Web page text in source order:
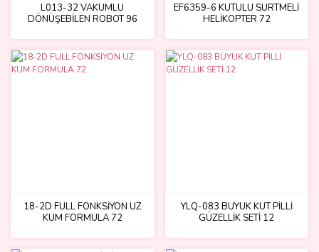
L013-32 VAKUMLU
DÖNÜŞEBİLEN ROBOT 96
EF6359-6 KUTULU SÜRTMELİ
HELİKOPTER 72
18-2D FULL FONKSİYON UZ
KUM FORMULA 72
YLQ-083 BÜYÜK KUT PİLLİ
GÜZELLİK SETİ 12